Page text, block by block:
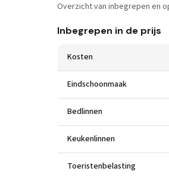
Overzicht van inbegrepen en
Inbegrepen in de prijs
Kosten
Eindschoonmaak
Bedlinnen
Keukenlinnen
Toeristenbelasting